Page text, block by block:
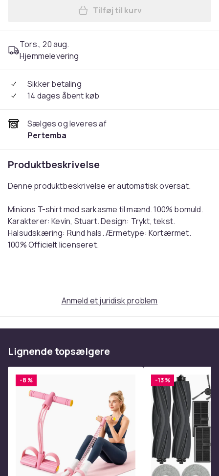
Læg Minions T-shirt med
Tilføj til kurv
Tors., 20 aug.
Hjemmelevering
Sikker betaling
14 dages åbent køb
Sælges og leveres af
Pertemba
Produktbeskrivelse
Denne produktbeskrivelse er automatisk oversat.
Minions T-shirt med sarkasme til mænd. 100% bomuld.
Karakterer: Kevin, Stuart. Design: Trykt, tekst.
Halsudskæring: Rund hals. Ærmetype: Kortærmet.
100% Officielt licenseret.
100% Officially Licensed. Ref: UTTV2158
Størrelse
L (EU)
Varenr.
74c9d822-a860-4492-9154-5a962e98616a
Produktsikkerhedsinformation
Anmeld et juridisk problem
Lignende topsælgere
-8 % -13 %